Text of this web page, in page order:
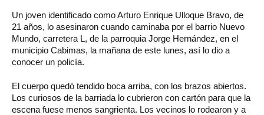
Un joven identificado como Arturo Enrique Ulloque Bravo, de
21 años, lo asesinaron cuando caminaba por el barrio Nuevo
Mundo, carretera L, de la parroquia Jorge Hernández, en el
municipio Cabimas, la mañana de este lunes, así lo dio a
conocer un policía.
El cuerpo quedó tendido boca arriba, con los brazos abiertos.
Los curiosos de la barriada lo cubrieron con cartón para que la
escena fuese menos sangrienta. Los vecinos lo rodearon y a